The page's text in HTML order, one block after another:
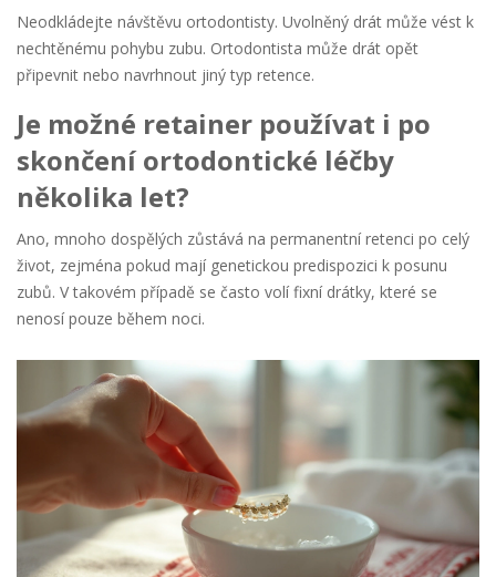
Neodkládejte návštěvu ortodontisty. Uvolněný drát může vést k
nechtěnému pohybu zubu. Ortodontista může drát opět
připevnit nebo navrhnout jiný typ retence.
Je možné retainer používat i po
skončení ortodontické léčby
několika let?
Ano, mnoho dospělých zůstává na permanentní retenci po celý
život, zejména pokud mají genetickou predispozici k posunu
zubů. V takovém případě se často volí fixní drátky, které se
nenosí pouze během noci.